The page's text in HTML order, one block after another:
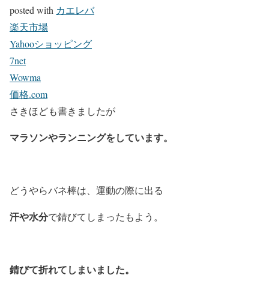
posted with カエレバ
楽天市場
Yahooショッピング
7net
Wowma
価格.com
さきほども書きましたが
マラソンやランニングをしています。
どうやらバネ棒は、運動の際に出る
汗や水分で錆びてしまったもよう。
錆びて折れてしまいました。